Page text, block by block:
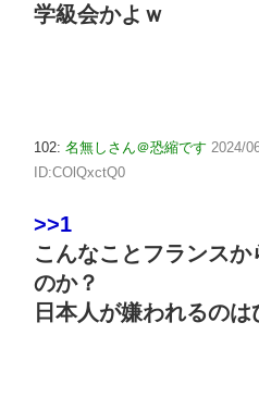
学級会かよｗ
102: 名無しさん＠恐縮です 2024/
ID:COlQxctQ0
>>1
こんなことフランス
のか？
日本人が嫌われるの